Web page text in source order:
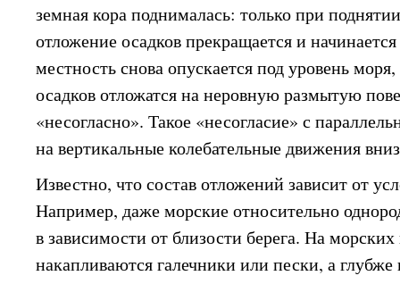
земная кора поднималась: только при
отложение осадков прекращается и
местность снова опускается под уровень
осадков отложатся на неровную размытую
«несогласно». Такое «несогласие» с
на вертикальные колебательные движения
Известно, что состав отложений зависит от
Например, даже морские относительно
в зависимости от близости берега. На
накапливаются галечники или пески, а глубже